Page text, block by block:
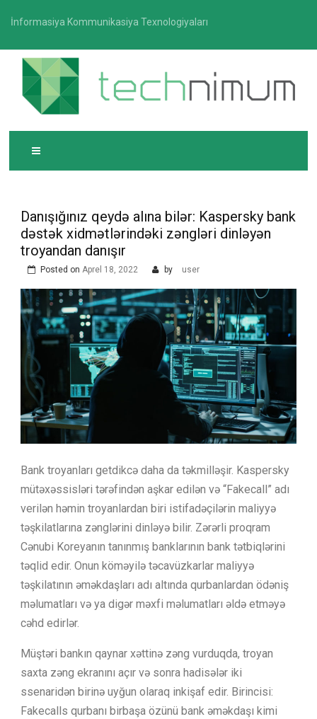
İnformasiya Kommunikasiya Texnologiyaları
TECHNIMUM
İnformasiya-kommunikasiya texnologiyaları üzrə
media platforması
Danışığınız qeydə alına bilər: Kaspersky bank
dəstək xidmətlərindəki zəngləri dinləyən
troyandan danışır
Posted on Aprel 18, 2022 by user
Bank troyanları getdikcə daha da təkmilləşir. Kaspersky
mütəxəssisləri tərəfindən aşkar edilən və “Fakecall” adı
verilən həmin troyanlardan biri istifadəçilərin maliyyə
təşkilatlarına zənglərini dinləyə bilir. Zərərli proqram
Cənubi Koreyanın tanınmış banklarının bank tətbiqlərini
təqlid edir. Onun köməyilə təcavüzkarlar maliyyə
təşkilatının əməkdaşları adı altında qurbanlardan ödəniş
məlumatları və ya digər məxfi məlumatları əldə etməyə
cəhd edirlər.
Müştəri bankın qaynar xəttinə zəng vurduqda, troyan
saxta zəng ekranını açır və sonra hadisələr iki
ssenaridən birinə uyğun olaraq inkişaf edir. Birincisi:
Fakecalls qurbanı birbaşa özünü bank əməkdaşı kimi